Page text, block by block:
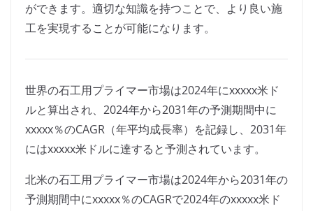
ができます。適切な知識を持つことで、より良い施
工を実現することが可能になります。
世界の石工用プライマー市場は2024年にxxxxx米ド
ルと算出され、2024年から2031年の予測期間中に
xxxxx％のCAGR（年平均成長率）を記録し、2031年
にはxxxxx米ドルに達すると予測されています。
北米の石工用プライマー市場は2024年から2031年の
予測期間中にxxxxx％のCAGRで2024年のxxxxx米ド